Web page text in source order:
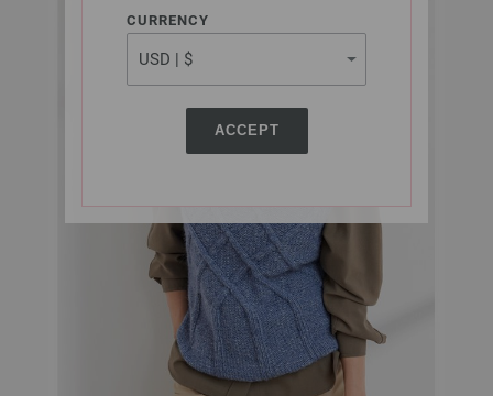
CURRENCY
ACCEPT